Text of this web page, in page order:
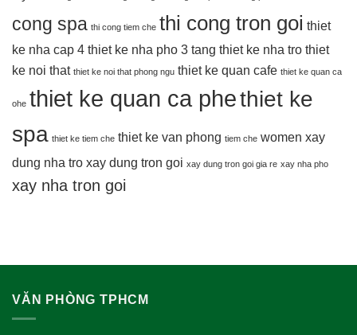
cong spa thi cong tiem che thi cong tron goi thiet
ke nha cap 4 thiet ke nha pho 3 tang thiet ke nha tro thiet
ke noi that thiet ke noi that phong ngu thiet ke quan cafe thiet ke quan ca
ohe thiet ke quan ca phethiet ke
spa thiet ke tiem che thiet ke van phong tiem che women xay
dung nha tro xay dung tron goi xay dung tron goi gia re xay nha pho
xay nha tron goi
VĂN PHÒNG TPHCM